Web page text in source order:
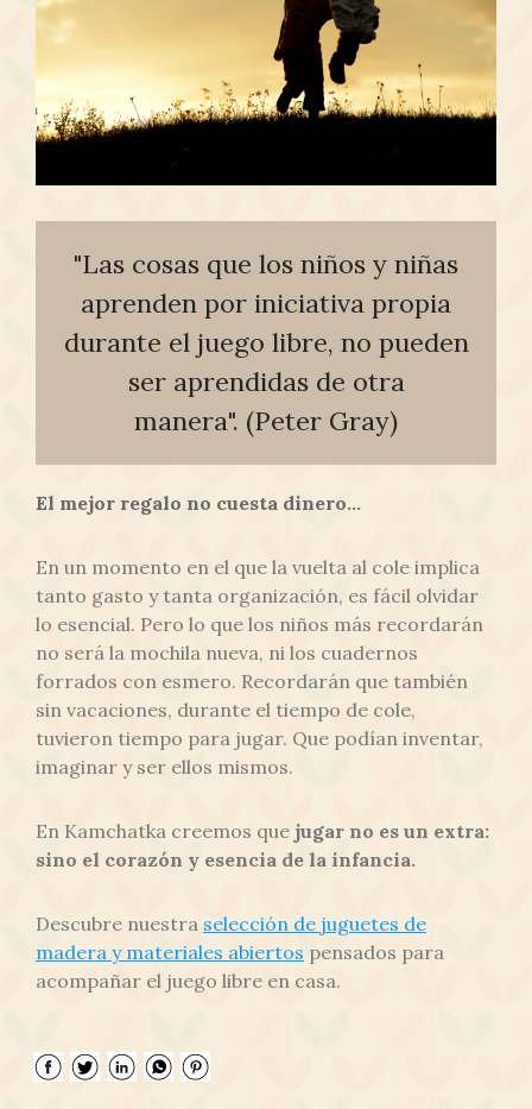
"Las cosas que los niños y niñas
aprenden por iniciativa propia
durante el juego libre, no pueden
ser aprendidas de otra
manera". (Peter Gray)
El mejor regalo no cuesta dinero...
En un momento en el que la vuelta al cole implica
tanto gasto y tanta organización, es fácil olvidar
lo esencial. Pero lo que los niños más recordarán
no será la mochila nueva, ni los cuadernos
forrados con esmero. Recordarán que también
sin vacaciones, durante el tiempo de cole,
tuvieron tiempo para jugar. Que podían inventar,
imaginar y ser ellos mismos.
En Kamchatka creemos que jugar no es un extra:
sino el corazón y esencia de la infancia.
Descubre nuestra selección de juguetes de
madera y materiales abiertos pensados para
acompañar el juego libre en casa.